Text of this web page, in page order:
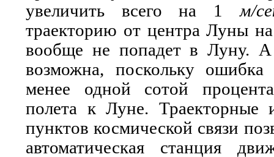
увеличить всего на 1м/
траекторию от центра Луны
вообще не попадет в Луну. А
возможна, поскольку
менее одной сотой
полета к Луне. Траекторные
пунктов космической связи
автоматическая станция